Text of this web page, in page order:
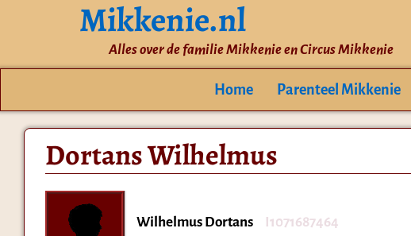
Mikkenie.nl
Alles over de familie Mikkenie en Circus Mikkenie
Home Parenteel Mikkenie
Dortans Wilhelmus
Wilhelmus Dortans I1071687464